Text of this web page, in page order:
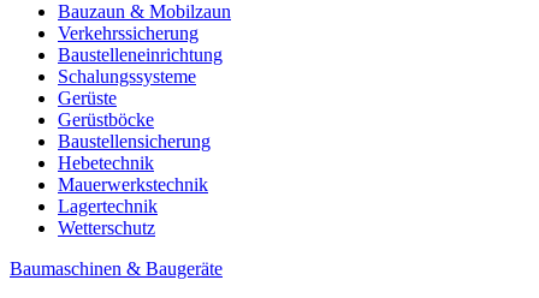
Bauzaun & Mobilzaun
Verkehrssicherung
Baustelleneinrichtung
Schalungssysteme
Gerüste
Gerüstböcke
Baustellensicherung
Hebetechnik
Mauerwerkstechnik
Lagertechnik
Wetterschutz
Baumaschinen & Baugeräte